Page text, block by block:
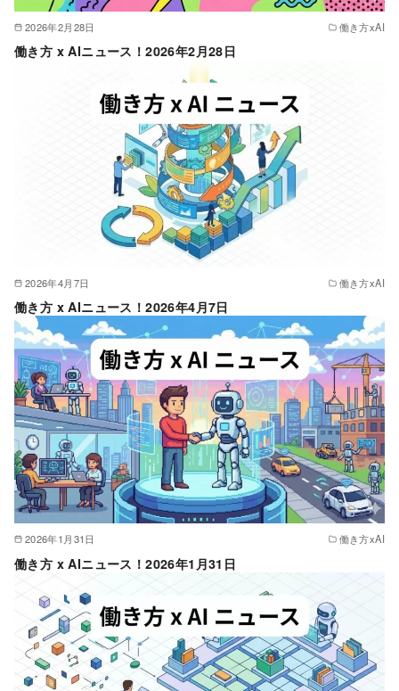
2026年2月28日 働き方xAI
働き方 x AIニュース！2026年2月28日
2026年4月7日 働き方xAI
働き方 x AIニュース！2026年4月7日
2026年1月31日 働き方xAI
働き方 x AIニュース！2026年1月31日